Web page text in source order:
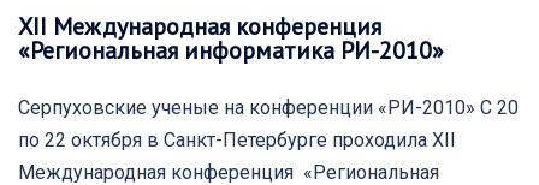
ХII Международная конференция
«Региональная информатика РИ-2010»
Серпуховские ученые на конференции «РИ-2010» С 20
по 22 октября в Санкт-Петербурге проходила ХII
Международная конференция «Региональная